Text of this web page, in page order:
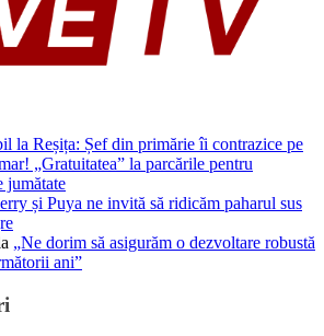
la Reșița: Șef din primărie îi contrazice pe
„Gratuitatea” la parcările pentru
jumătate
și Puya ne invită să ridicăm paharul sus
„Ne dorim să asigurăm o dezvoltare robustă
ani”